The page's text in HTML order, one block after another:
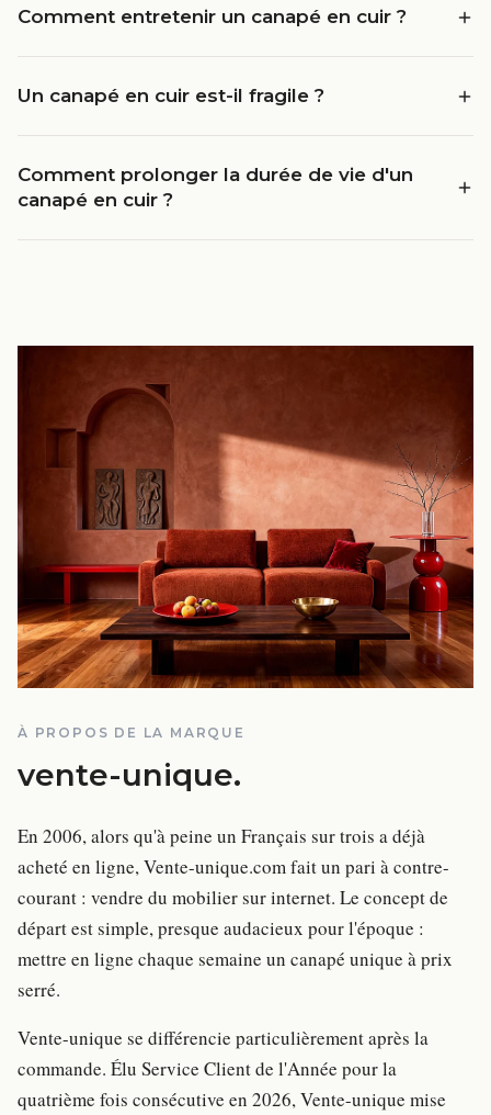
Comment entretenir un canapé en cuir ?
Un canapé en cuir est-il fragile ?
Comment prolonger la durée de vie d'un
canapé en cuir ?
À PROPOS DE LA MARQUE
vente-unique.
En 2006, alors qu'à peine un Français sur trois a déjà
acheté en ligne, Vente-unique.com fait un pari à contre-
courant : vendre du mobilier sur internet. Le concept de
départ est simple, presque audacieux pour l'époque :
mettre en ligne chaque semaine un canapé unique à prix
serré.
Vente-unique se différencie particulièrement après la
commande. Élu Service Client de l'Année pour la
quatrième fois consécutive en 2026, Vente-unique mise